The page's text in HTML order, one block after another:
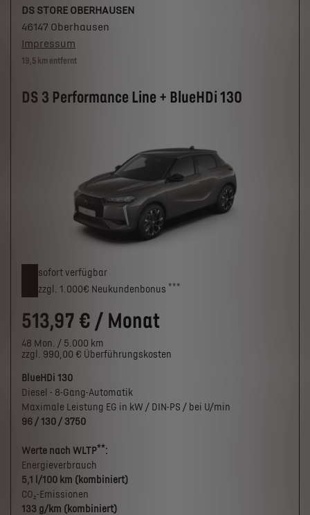
19,5 km entfernt
DS 3 Performance Line + BlueHDi 130
sofort verfügbar
zzgl. 1.000€ Neukunden­bonus ***
513,97 € / Monat
48 Mon. / 5.000 km
zzgl. 990,00 € Überführungskosten
DS STORE OBERHAUSEN
46147 Oberhausen
Impressum
BlueHDi 130
Diesel - 8-Gang-Automatik
Maximale Leistung EG in kW / DIN-PS / bei U/min
96 / 130 / 3750
Werte nach WLTP**:
Energieverbrauch
5,1 l/100 km (kombiniert)
CO₂-Emissionen
133 g/km (kombiniert)